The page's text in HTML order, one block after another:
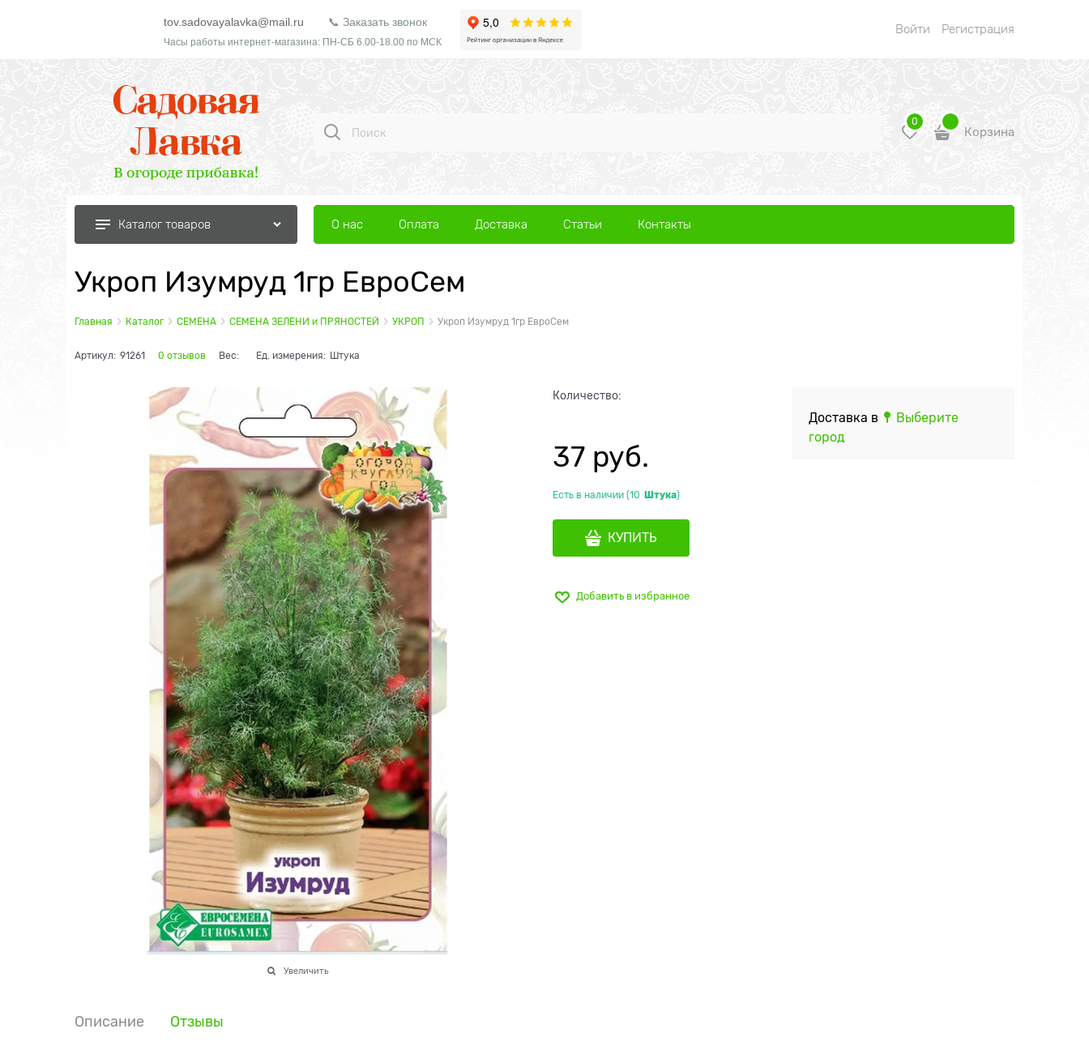
tov.sadovayalavka@mail.ru 📞 Заказать звонок
Часы работы интернет-магазина: ПН-СБ 6.00-18.00 по МСК
Войти Регистрация
0
Корзина
Каталог товаров О нас Оплата Доставка Статьи Контакты
Укроп Изумруд 1гр ЕвроСем
Главная Каталог СЕМЕНА СЕМЕНА ЗЕЛЕНИ и ПРЯНОСТЕЙ УКРОП Укроп Изумруд 1гр ЕвроСем
Артикул: 91261 0 отзывов Вес: Ед. измерения: Штука
Увеличить
Количество:
37 руб.
Есть в наличии (10 Штука)
КУПИТЬ
Добавить в избранное
Доставка в
Выберите
город
Описание Отзывы